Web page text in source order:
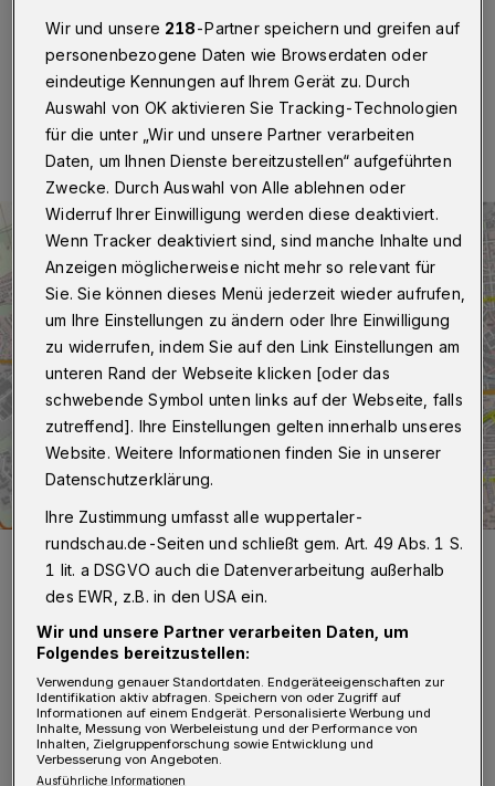
10.05.2025 , 18:30 Uhr 2 Minuten Lesezeit
In diesem Areal soll die Polizeiwache West angesiedelt werden.
Foto: BLB
Von Roderich Trapp
Wir und unsere 218-Partner speichern und greifen auf
personenbezogene Daten wie Browserdaten oder
eindeutige Kennungen auf Ihrem Gerät zu. Durch
Auswahl von OK aktivieren Sie Tracking-Technologien
für die unter „Wir und unsere Partner verarbeiten
Daten, um Ihnen Dienste bereitzustellen“ aufgeführten
Zwecke. Durch Auswahl von Alle ablehnen oder
Widerruf Ihrer Einwilligung werden diese deaktiviert.
Wenn Tracker deaktiviert sind, sind manche Inhalte und
Anzeigen möglicherweise nicht mehr so relevant für
Sie. Sie können dieses Menü jederzeit wieder aufrufen,
um Ihre Einstellungen zu ändern oder Ihre Einwilligung
zu widerrufen, indem Sie auf den Link Einstellungen am
unteren Rand der Webseite klicken [oder das
schwebende Symbol unten links auf der Webseite, falls
zutreffend]. Ihre Einstellungen gelten innerhalb unseres
Website. Weitere Informationen finden Sie in unserer
Datenschutzerklärung.
Ihre Zustimmung umfasst alle wuppertaler-
rundschau.de-Seiten und schließt gem. Art. 49 Abs. 1 S.
1 lit. a DSGVO auch die Datenverarbeitung außerhalb
des EWR, z.B. in den USA ein.
Wir und unsere Partner verarbeiten Daten, um
Folgendes bereitzustellen:
Verwendung genauer Standortdaten. Endgeräteeigenschaften zur
Identifikation aktiv abfragen. Speichern von oder Zugriff auf
Informationen auf einem Endgerät. Personalisierte Werbung und
Inhalte, Messung von Werbeleistung und der Performance von
Inhalten, Zielgruppenforschung sowie Entwicklung und
Verbesserung von Angeboten.
Ausführliche Informationen